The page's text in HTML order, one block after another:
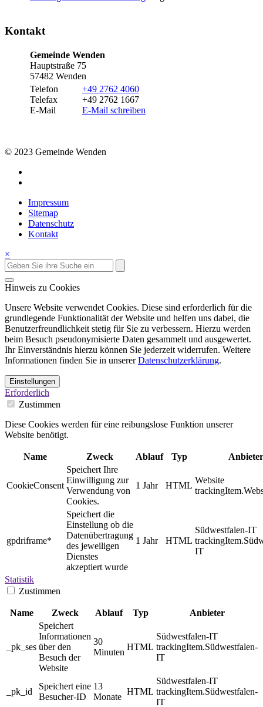
Kontakt
Gemeinde Wenden
Hauptstraße 75
57482 Wenden
Telefon
Telefax
E-Mail
+49 2762 4060
+49 2762 1667
E-Mail schreiben
© 2023 Gemeinde Wenden
Impressum
Sitemap
Datenschutz
Kontakt
×
Hinweis zu Cookies
Unsere Website verwendet Cookies. Diese sind erforderlich für die
grundlegende Funktionalität der Website und helfen uns dabei, die
Benutzerfreundlichkeit stetig für Sie zu verbessern. Hierzu werden
beim Besuch pseudonymisierte Daten gesammelt und ausgewertet.
Ihr Einverständnis hierzu können Sie jederzeit widerrufen. Weitere
Informationen finden Sie in unsererDatenschutzerklärung.
Einstellungen
Erforderlich
Zustimmen
Diese Cookies werden für eine reibungslose Funktion unserer
Website benötigt.
Name Zweck Ablauf Typ Anbieter
CookieConsent
Speichert Ihre
Einwilligung zur
Verwendung von
Cookies.
1 Jahr HTML
Website
gpdriframe*
Speichert die
Einstellung ob die
Datenübertragung
des jeweiligen
Dienstes
akzeptiert wurde
1 Jahr HTML
Südwestfalen-IT
IT
Statistik
Zustimmen
Name Zweck Ablauf Typ Anbieter
_pk_ses
Speichert
Informationen
über den
Besuch der
Website
30
Minuten
HTML
Südwestfalen-IT
trackingItem.Südwestfalen-
IT
_pk_id
Speichert eine
Besucher-ID
13
Monate
HTML
Südwestfalen-IT
trackingItem.Südwestfalen-
IT